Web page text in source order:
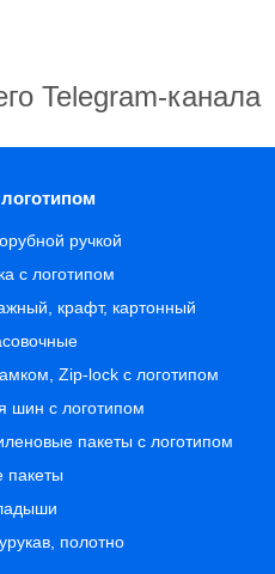
Telegram-канала
ручкой
с логотипом
крафт, картонный
Zip-lock с логотипом
шин с логотипом
пакеты с логотипом
пакеты
полотно